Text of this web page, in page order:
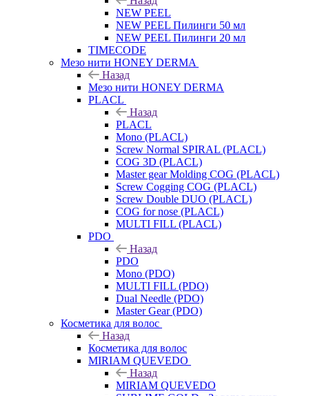
NEW PEEL
NEW PEEL Пилинги 50 мл
NEW PEEL Пилинги 20 мл
TIMECODE
Мезо нити HONEY DERMA
Назад
Мезо нити HONEY DERMA
PLACL
Назад
PLACL
Mono (PLACL)
Screw Normal SPIRAL (PLACL)
COG 3D (PLACL)
Master gear Molding COG (PLACL)
Screw Cogging COG (PLACL)
Screw Double DUO (PLACL)
COG for nose (PLACL)
MULTI FILL (PLACL)
PDO
Назад
PDO
Mono (PDO)
MULTI FILL (PDO)
Dual Needle (PDO)
Master Gear (PDO)
Косметика для волос
Назад
Косметика для волос
MIRIAM QUEVEDO
Назад
MIRIAM QUEVEDO